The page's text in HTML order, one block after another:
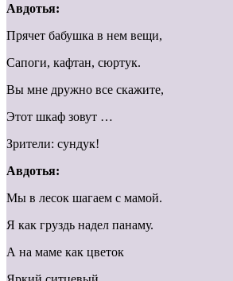
Авдотья:
Прячет бабушка в нем вещи,
Сапоги, кафтан, сюртук.
Вы мне дружно все скажите,
Этот шкаф зовут …
Зрители: сундук!
Авдотья:
Мы в лесок шагаем с мамой.
Я как груздь надел панаму.
А на маме как цветок